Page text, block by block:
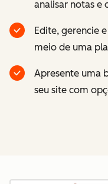
analisar notas e
Edite, gerencie
meio de uma
Apresente uma
seu site com